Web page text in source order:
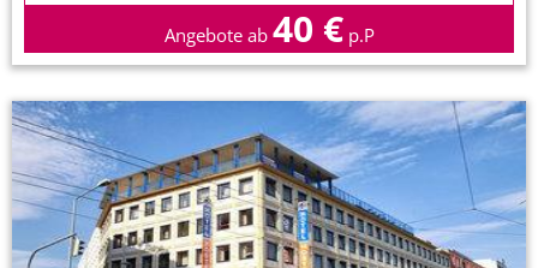
Angebote ab 40 € p.P